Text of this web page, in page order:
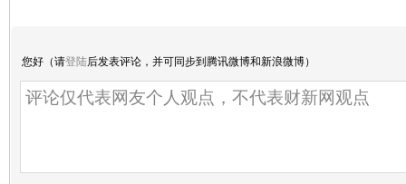
您好（请登陆后发表评论，并可同步到腾讯微博和新浪微博）